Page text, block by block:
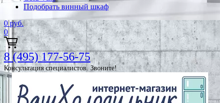
Подобрать винный шкаф
0 руб.
0
8 (495) 177-56-75
Консультация специалистов. Звоните!